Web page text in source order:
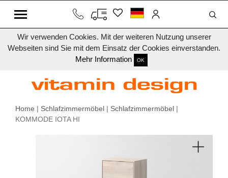
Wir verwenden Cookies. Mit der weiteren Nutzung unserer
Webseiten sind Sie mit dem Einsatz der Cookies einverstanden.
Mehr Information
OK
Home | Schlafzimmermöbel | Schlafzimmermöbel |
KOMMODE IOTA HI